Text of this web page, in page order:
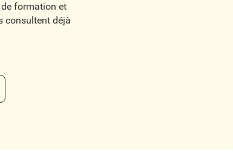
formation et
consultent déjà